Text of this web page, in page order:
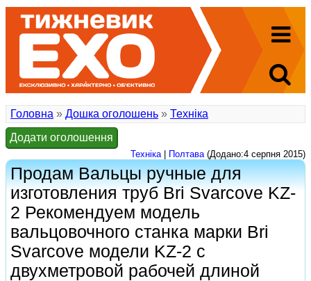
Головна » Дошка оголошень » Техніка
Додати оголошення
Техніка| Полтава(Додано:4 серпня 2015)
Продам Вальцы ручные для
изготовления труб Bri Svarcove KZ-
2 Рекомендуем модель
вальцовочного станка марки Bri
Svarcove модели KZ-2 с
двухметровой рабочей длиной